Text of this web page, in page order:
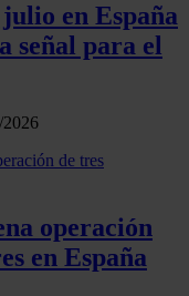
en España
señal para el
operación
en España